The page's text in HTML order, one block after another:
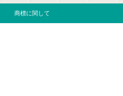
商標に関して